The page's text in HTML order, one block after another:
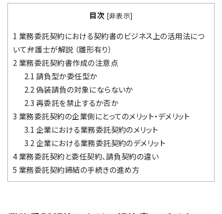
目次 [非表示]
1 業務委託契約における契約書のビジネス上の活用法につ
いて弁護士が解説 （雛形有り）
2 業務委託契約書作成の注意点
2.1 請負型か委任型か
2.2偽装請負の対象にならないか
2.3 再委託を禁止するか否か
3 業務委託契約の企業側にとってのメリット・デメリット
3.1 企業における業務委託契約のメリット
3.2企業における業務委託契約のデメリット
4業務委託契約と委任契約、請負契約の違い
5 業務委託契約締結の手続きの進め方